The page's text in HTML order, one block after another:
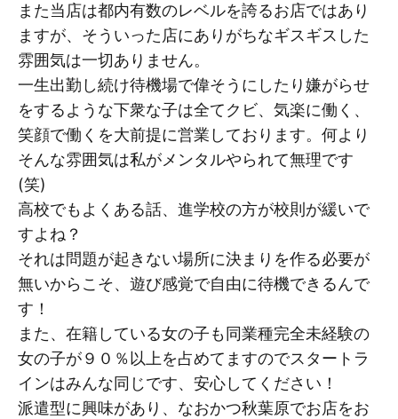
また当店は都内有数のレベルを誇るお店ではあり
ますが、そういった店にありがちなギスギスした
雰囲気は一切ありません。
一生出勤し続け待機場で偉そうにしたり嫌がらせ
をするような下衆な子は全てクビ、気楽に働く、
笑顔で働くを大前提に営業しております。何より
そんな雰囲気は私がメンタルやられて無理です
(笑)
高校でもよくある話、進学校の方が校則が緩いで
すよね？
それは問題が起きない場所に決まりを作る必要が
無いからこそ、遊び感覚で自由に待機できるんで
す！
また、在籍している女の子も同業種完全未経験の
女の子が９０％以上を占めてますのでスタートラ
インはみんな同じです、安心してください！
派遣型に興味があり、なおかつ秋葉原でお店をお